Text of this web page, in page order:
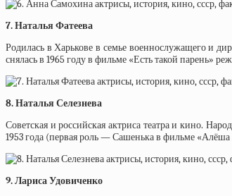
7. Наталья Фатеева
Родилась в Харькове в семье военнослужащего и
снялась в 1965 году в фильме «Есть такой парень»
8. Наталья Селезнева
Советская и российская актриса театра и кино.
1953 года (первая роль — Сашенька в фильме
9. Лариса Удовиченко